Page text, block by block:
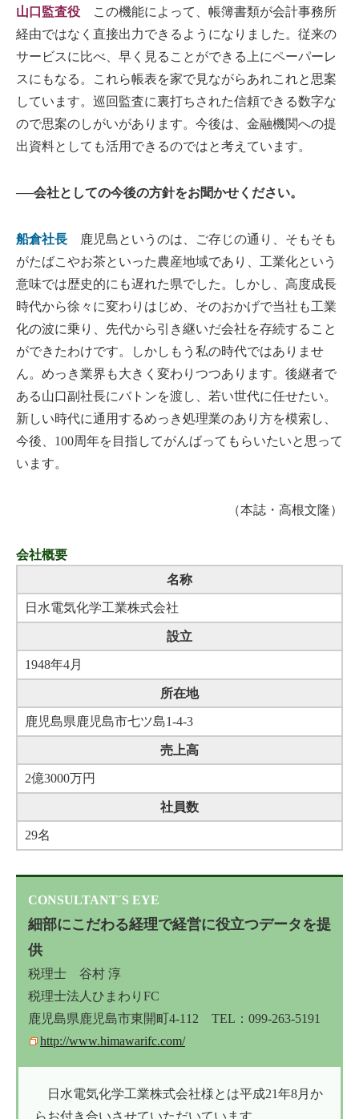
山口監査役 この機能によって、帳簿書類が会計事務所
経由ではなく直接出力できるようになりました。従来の
サービスに比べ、早く見ることができる上にペーパーレ
スにもなる。これら帳表を家で見ながらあれこれと思案
しています。巡回監査に裏打ちされた信頼できる数字な
ので思案のしがいがあります。今後は、金融機関への提
出資料としても活用できるのではと考えています。
──会社としての今後の方針をお聞かせください。
船倉社長 鹿児島というのは、ご存じの通り、そもそも
がたばこやお茶といった農産地域であり、工業化という
意味では歴史的にも遅れた県でした。しかし、高度成長
時代から徐々に変わりはじめ、そのおかげで当社も工業
化の波に乗り、先代から引き継いだ会社を存続すること
ができたわけです。しかしもう私の時代ではありませ
ん。めっき業界も大きく変わりつつあります。後継者で
ある山口副社長にバトンを渡し、若い世代に任せたい。
新しい時代に通用するめっき処理業のあり方を模索し、
今後、100周年を目指してがんばってもらいたいと思って
います。
（本誌・高根文隆）
会社概要
名称
日水電気化学工業株式会社
設立
1948年4月
所在地
鹿児島県鹿児島市七ツ島1-4-3
売上高
2億3000万円
社員数
29名
CONSULTANT´S EYE
細部にこだわる経理で経営に役立つデータを提
供
税理士 谷村 淳
税理士法人ひまわりFC
鹿児島県鹿児島市東開町4-112 TEL：099-263-5191
http://www.himawarifc.com/
日水電気化学工業株式会社様とは平成21年8月か
らお付き合いさせていただいています。